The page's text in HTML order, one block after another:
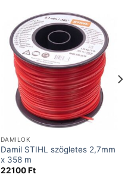
DAMILOK
Damil STIHL szögletes 2,7mm
x 358 m
22100Ft